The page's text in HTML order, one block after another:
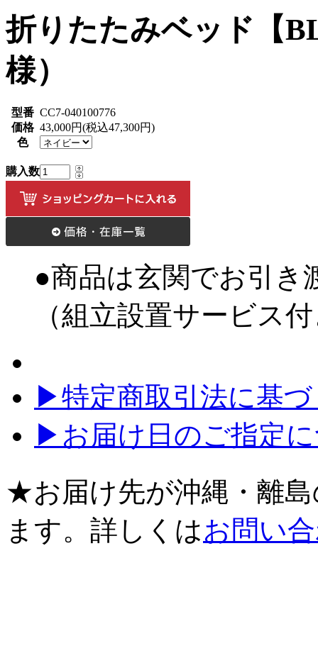
折りたたみベッド【
様）
型番 CC7-040100776
価格 43,000円(税込47,300円)
色
購入数
●商品は玄関でお引き
（組立設置サービス
▶特定商取引法に基
▶お届け日のご指定
★お届け先が沖縄・離
ます。詳しくはお問い